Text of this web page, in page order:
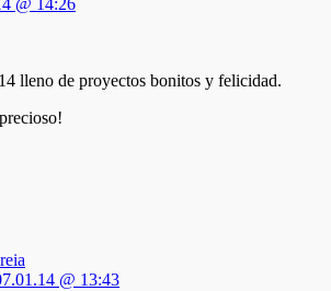
@ 14:26
lleno de proyectos bonitos y felicidad.
@ 13:43